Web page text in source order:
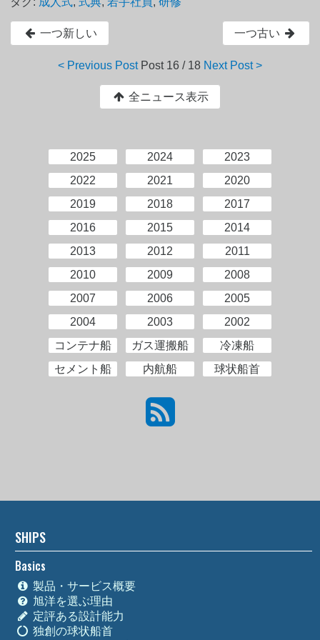
一つ新しい 一つ古い
< Previous Post Post 16 / 18 Next Post >
全ニュース表示
2025 2024
2023
2022
2021
2020
2019
2018
2017
2016
2015
2014
2013
2012
2011
2010
2009
2008
2007
2006
2005
2004
2003
2002
コンテナ船
ガス運搬船
冷凍船
セメント船
内航船 球状船首
SHIPS
Basics
製品・サービス概要
旭洋を選ぶ理由
定評ある設計能力
独創の球状船首